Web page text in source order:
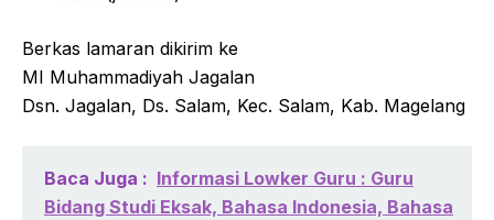
Berkas lamaran dikirim ke
MI Muhammadiyah Jagalan
Dsn. Jagalan, Ds. Salam, Kec. Salam, Kab. Magelang
Baca Juga : Informasi Lowker Guru : Guru
Bidang Studi Eksak, Bahasa Indonesia, Bahasa